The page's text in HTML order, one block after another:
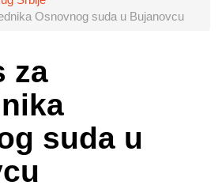
Osnovnog suda u Bujanovcu
za
suda u